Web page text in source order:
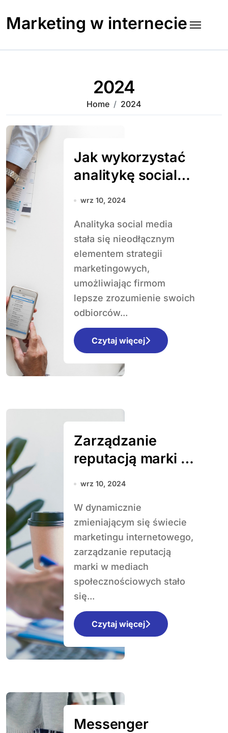
content
Marketing w internecie
2024
Home 2024
Jak wykorzystać
analitykę social
media do
działań
marketingowych?
wrz 10, 2024
Analityka social media
stała się nieodłącznym
elementem strategii
marketingowych,
umożliwiając firmom
lepsze zrozumienie swoich
odbiorców...
Czytaj więcej
Zarządzanie
reputacją marki w
mediach
ch – kluczowe
aspekty
wrz 10, 2024
W dynamicznie
zmieniającym się świecie
marketingu internetowego,
zarządzanie reputacją
marki w mediach
społecznościowych stało
się...
Czytaj więcej
Messenger